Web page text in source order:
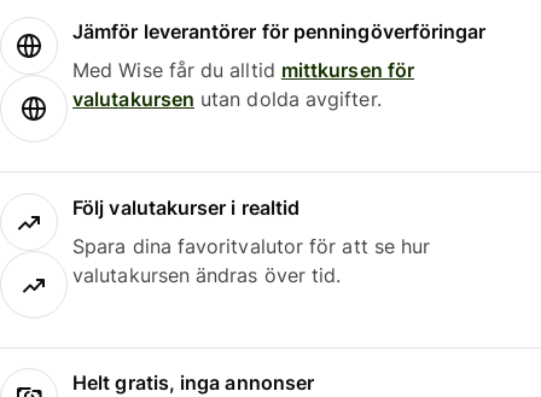
Jämför leverantörer för penningöverföringar
Med Wise får du alltid mittkursen för
valutakursen utan dolda avgifter.
Följ valutakurser i realtid
Spara dina favoritvalutor för att se hur
valutakursen ändras över tid.
Helt gratis, inga annonser